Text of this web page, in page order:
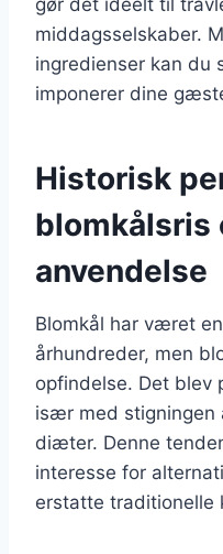
middagsselskaber.
ingredienser kan du
imponerer dine
Historisk
blomkålsris
anvendelse
Blomkål har været
århundreder, men
opfindelse. Det blev
især med stigningen
diæter. Denne
interesse for
erstatte traditionelle